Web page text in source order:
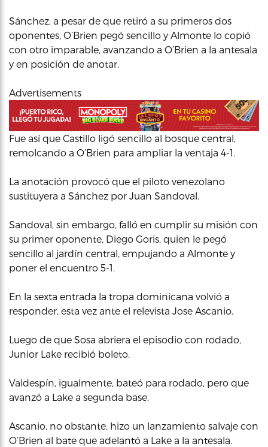
Sánchez, a pesar de que retiró a su primeros dos
oponentes, O’Brien pegó sencillo y Almonte lo copió
con otro imparable, avanzando a O’Brien a la antesala
y en posición de anotar.
Advertisements
Fue así que Castillo ligó sencillo al bosque central,
remolcando a O’Brien para ampliar la ventaja 4-1.
La anotación provocó que el piloto venezolano
sustituyera a Sánchez por Juan Sandoval.
Sandoval, sin embargo, falló en cumplir su misión con
su primer oponente, Diego Goris, quien le pegó
sencillo al jardín central, empujando a Almonte y
poner el encuentro 5-1.
En la sexta entrada la tropa dominicana volvió a
responder, esta vez ante el relevista Jose Ascanio.
Luego de que Sosa abriera el episodio con rodado,
Junior Lake recibió boleto.
Valdespín, igualmente, bateó para rodado, pero que
avanzó a Lake a segunda base.
Ascanio, no obstante, hizo un lanzamiento salvaje con
O’Brien al bate que adelantó a Lake a la antesala.